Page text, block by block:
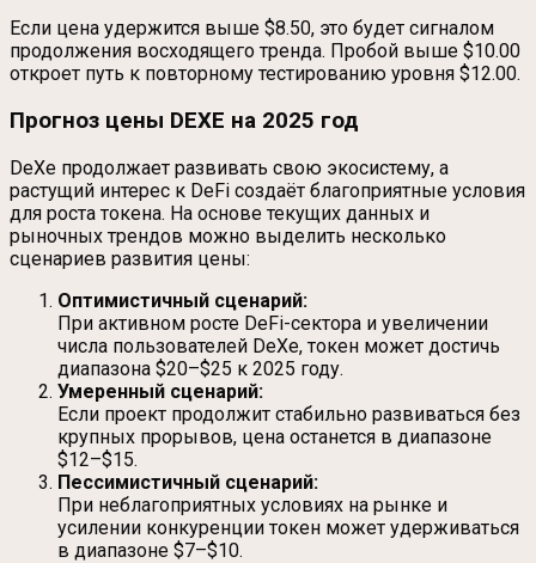
Если цена удержится выше $8.50, это будет сигналом
продолжения восходящего тренда. Пробой выше $10.00
откроет путь к повторному тестированию уровня $12.00.
Прогноз цены DEXE на 2025 год
DeXe продолжает развивать свою экосистему, а
растущий интерес к DeFi создаёт благоприятные условия
для роста токена. На основе текущих данных и
рыночных трендов можно выделить несколько
сценариев развития цены:
Оптимистичный сценарий:
При активном росте DeFi-сектора и увеличении
числа пользователей DeXe, токен может достичь
диапазона $20–$25 к 2025 году.
Умеренный сценарий:
Если проект продолжит стабильно развиваться без
крупных прорывов, цена останется в диапазоне
$12–$15.
Пессимистичный сценарий:
При неблагоприятных условиях на рынке и
усилении конкуренции токен может удерживаться
в диапазоне $7–$10.